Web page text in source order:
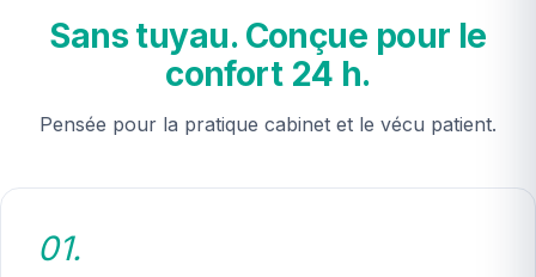
Sans tuyau. Conçue pour le
confort 24 h.
Pensée pour la pratique cabinet et le vécu patient.
01.